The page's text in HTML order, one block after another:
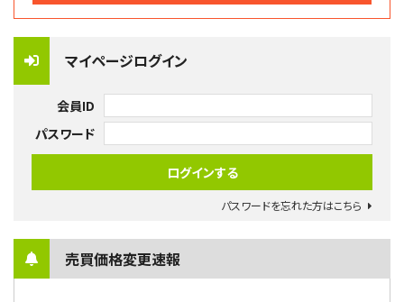
マイページログイン
会員ID
パスワード
パスワードを忘れた方はこちら
売買価格変更速報